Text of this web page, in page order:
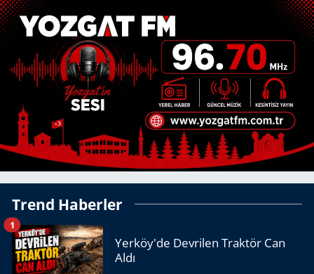
Trend Haberler
Yerköy'de Devrilen Traktör Can
Aldı
1